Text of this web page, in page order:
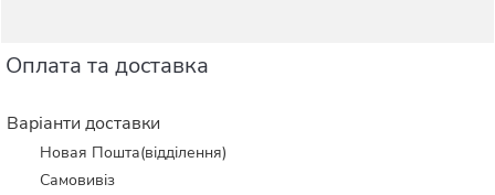
Оплата та доставка
Варіанти доставки
Новая Пошта(відділення)
Самовивіз